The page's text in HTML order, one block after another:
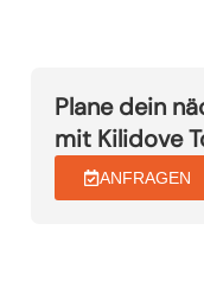
Plane dein
mit Kilidove
ANFRAGEN